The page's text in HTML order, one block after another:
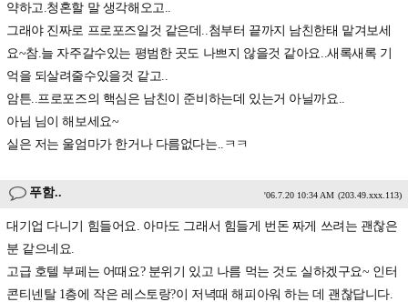
약하고.청혼할 말 생각해오고..
그래야 진짜로 프로포즈일것 같은데..첨부터 끝까지 남친한태 맡겨보세
요~참.늘 자주갈수있는 평범한 곳도 나쁘지 않을것 같아요..새록새록 기
억을 되살려줄수있을것 같고..
암튼..프로포즈의 핵심은 남친이 준비하는데 있는거 아닐까요..
아님 님이 해보세요~
실은 저는 울엄마가 한거나 다름없다는..ㅋㅋ
푸함.. '06.7.20 10:34 AM (203.49.xxx.113)
대기업 다니기 힘들어요. 아마도 그래서 힘들게 번돈 짜게 쓰려는 괜찮은
분 같으네요.
고급 호텔 부페는 어때요? 분위기 있고 나름 먹는 것도 실하겠구요~ 인터
콘티넨탈 1층에 작은 레스토랑?이 저녁때 해피아워 하는 데 괜찮답니다.